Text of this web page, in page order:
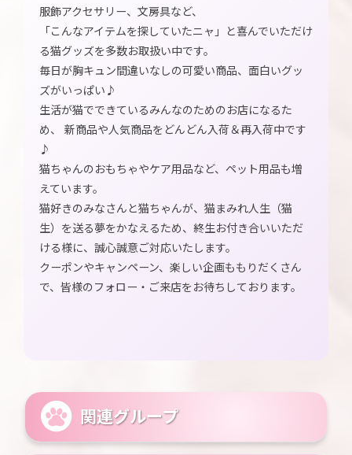
服飾アクセサリー、文房具など、
「こんなアイテムを探していたニャ」と喜んでいただけ
る猫グッズを多数お取扱い中です。
毎日が胸キュン間違いなしの可愛い商品、面白いグッ
ズがいっぱい♪
生活が猫でできているみんなのためのお店になるた
め、 新商品や人気商品をどんどん入荷＆再入荷中です
♪
猫ちゃんのおもちゃやケア用品など、ペット用品も増
えています。
猫好きのみなさんと猫ちゃんが、猫まみれ人生（猫
生）を送る夢をかなえるため、終生お付き合いいただ
ける様に、誠心誠意ご対応いたします。
クーポンやキャンペーン、楽しい企画ももりだくさん
で、皆様のフォロー・ご来店をお待ちしております。
関連グループ